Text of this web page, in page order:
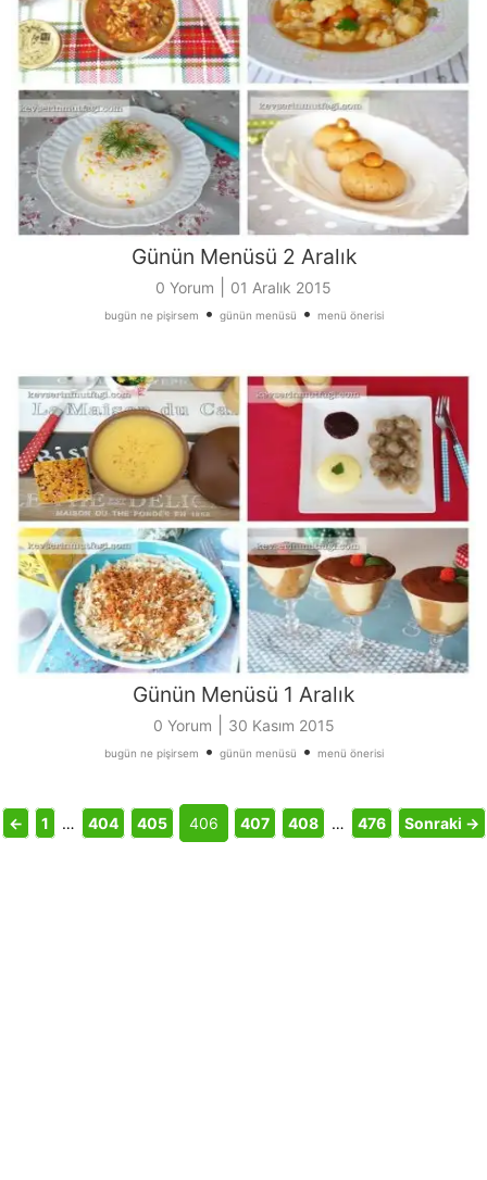
Günün Menüsü 2 Aralık
0 Yorum 01 Aralık 2015
bugün ne pişirsem • günün menüsü • menü önerisi
Günün Menüsü 1 Aralık
0 Yorum 30 Kasım 2015
bugün ne pişirsem • günün menüsü • menü önerisi
← 1 … 404 405 406 407 408 … 476 Sonraki →